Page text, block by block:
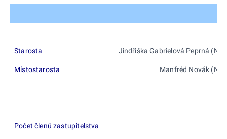
Starosta Jindřiška Gabrielová Peprná (N)
Místostarosta Manfréd Novák (N)
Počet členů zastupitelstva